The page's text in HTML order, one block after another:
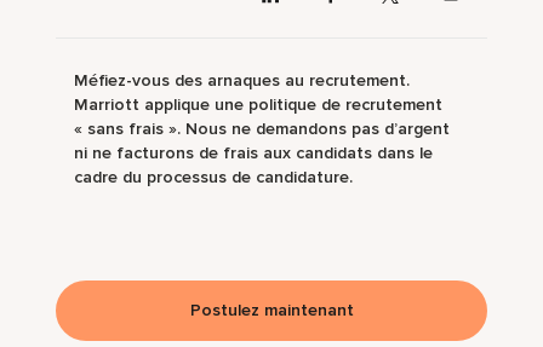
Méfiez-vous des arnaques au recrutement.
Marriott applique une politique de recrutement
« sans frais ». Nous ne demandons pas d’argent
ni ne facturons de frais aux candidats dans le
cadre du processus de candidature.
Postulez maintenant